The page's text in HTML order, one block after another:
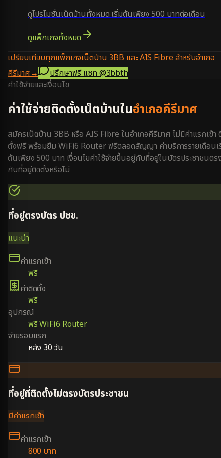
ดูโปรโมชั่นเน็ตบ้านทั้งหมด เริ่มต้นเพียง 500 บาทต่อเดือน
ดูแพ็กเกจทั้งหมด
เปรียบเทียบทุกแพ็กเกจเน็ตบ้าน 3BB และ AIS Fibre สำหรับอำเภอ
คีรีมาศ→ ปรึกษาฟรี แชท@3bbth
ค่าใช้จ่ายและเงื่อนไข
ค่าใช้จ่ายติดตั้งเน็ตบ้านในอำเภอคีรีมาศ
สมัครเน็ตบ้าน 3BB หรือ AIS Fibre ในอำเภอคีรีมาศ ไม่มีค่าแรกเข้า
ตั้งฟรี พร้อมยืม WiFi6 Router ฟรีตลอดสัญญา ค่าบริการรายเดือนเ
ต้นเพียง 500 บาท เงื่อนไขค่าใช้จ่ายขึ้นอยู่กับที่อยู่ในบัตรประชาชนตร
กับที่อยู่ติดตั้งหรือไม่
ที่อยู่ตรงบัตร ปชช.
แนะนำ
ค่าแรกเข้า
ฟรี
ค่าติดตั้ง
ฟรี
อุปกรณ์
ฟรี WiFi6 Router
จ่ายรอบแรก
หลัง 30 วัน
ที่อยู่ที่ติดตั้งไม่ตรงบัตรประชาชน
มีค่าแรกเข้า
ค่าแรกเข้า
800 บาท